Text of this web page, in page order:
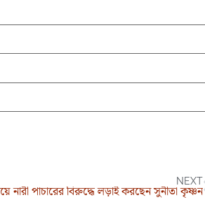
NEXT
নারী পাচারের বিরুদ্ধে লড়াই করছেন সুনীতা কৃষ্ণন